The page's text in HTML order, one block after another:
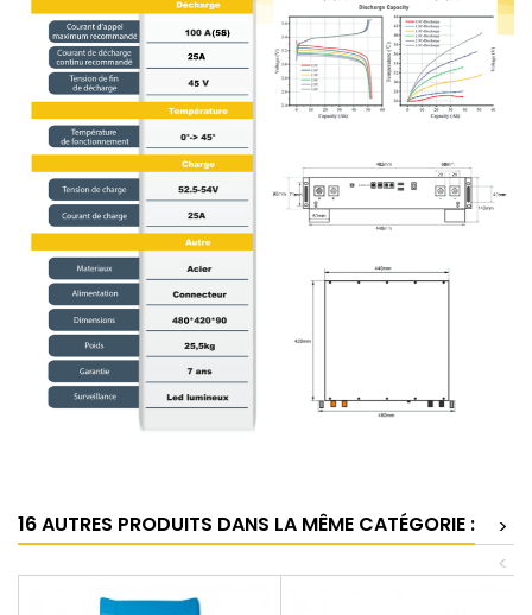
16 AUTRES PRODUITS DANS LA MÊME CATÉGORIE :
>
<